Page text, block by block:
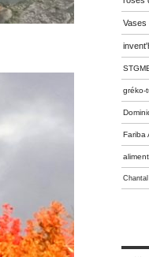
Vases
gréko-
Fariba